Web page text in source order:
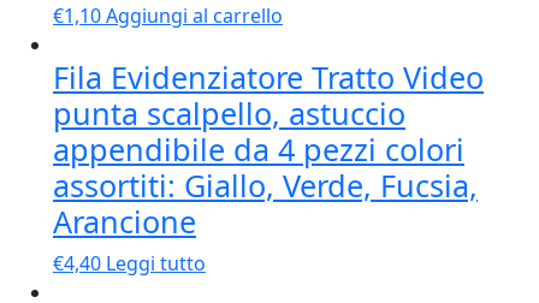
€1,10Aggiungi al carrello
Fila Evidenziatore Tratto Video
punta scalpello, astuccio
appendibile da 4 pezzi colori
assortiti: Giallo, Verde, Fucsia,
Arancione
€4,40 Leggi tutto